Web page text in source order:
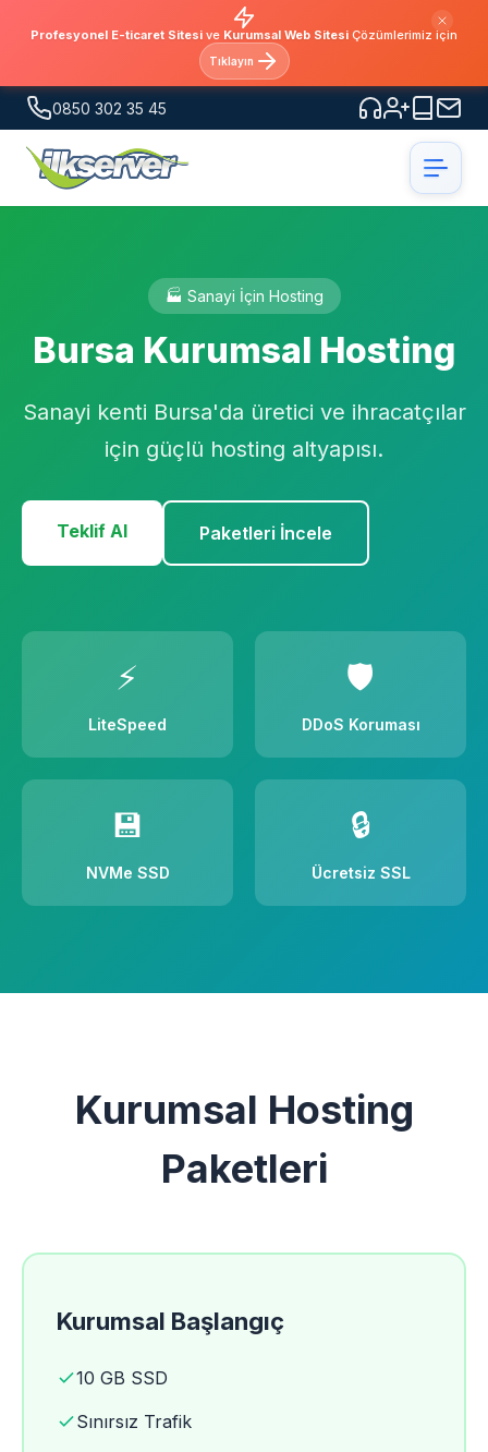
Profesyonel E-ticaret Sitesi ve Kurumsal Web Sitesi Çözümlerimiz için
Tıklayın
0850 302 35 45
🏭 Sanayi İçin Hosting
Bursa Kurumsal Hosting
Sanayi kenti Bursa'da üretici ve ihracatçılar
için güçlü hosting altyapısı.
Teklif Al Paketleri İncele
⚡
LiteSpeed
🛡️
DDoS Koruması
💾
NVMe SSD
🔒
Ücretsiz SSL
Kurumsal Hosting
Paketleri
Kurumsal Başlangıç
10 GB SSD
Sınırsız Trafik